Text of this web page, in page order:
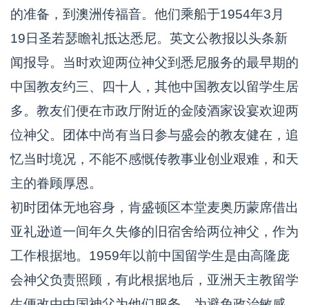
的准备，到澳洲传福音。他们乘船于1954年3月
19日圣若瑟瞻礼抵达悉尼。英文公教报以头条新
闻报导。当时欢迎两位神父到悉尼服务的最早期的
中国教友约三、四十人，其他中国教友以留学生居
多。教友们便在市政厅附近的金陵酒家设宴欢迎两
位神父。团体中尚有当日参与盛会的教友健在，追
忆当时境况，不能不感慨传教事业创业艰难，和天
主的眷顾厚恩。
初时团体无地容身，肯盛顿区本堂麦奥历蒙席借出
亚礼逊道一间年久失修的旧宿舍给两位神父，作为
工作根据地。1959年以前中国留学生是由高隆庞
会神父负责照顾，有此根据地后，亚洲天主教留学